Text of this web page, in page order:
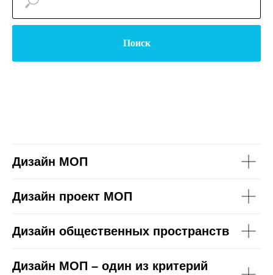
Поиск
Дизайн МОП
Дизайн проект МОП
Дизайн общественных пространств
Дизайн МОП – один из критерий